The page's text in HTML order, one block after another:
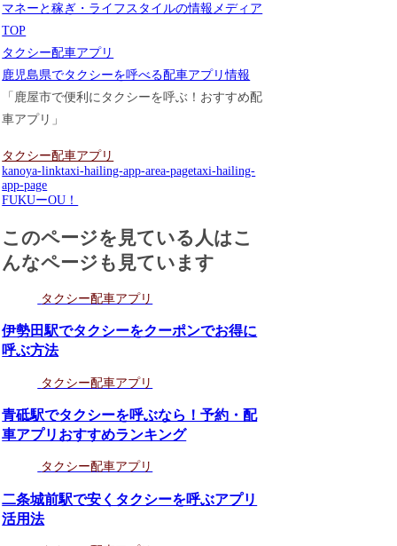
マネーと稼ぎ・ライフスタイルの情報メディア
TOP
タクシー配車アプリ
鹿児島県でタクシーを呼べる配車アプリ情報
「鹿屋市で便利にタクシーを呼ぶ！おすすめ配
車アプリ」
タクシー配車アプリ
kanoya-linktaxi-hailing-app-area-pagetaxi-hailing-
app-page
FUKUーOU！
このページを見ている人はこ
んなページも見ています
タクシー配車アプリ
伊勢田駅でタクシーをクーポンでお得に
呼ぶ方法
タクシー配車アプリ
青砥駅でタクシーを呼ぶなら！予約・配
車アプリおすすめランキング
タクシー配車アプリ
二条城前駅で安くタクシーを呼ぶアプリ
活用法